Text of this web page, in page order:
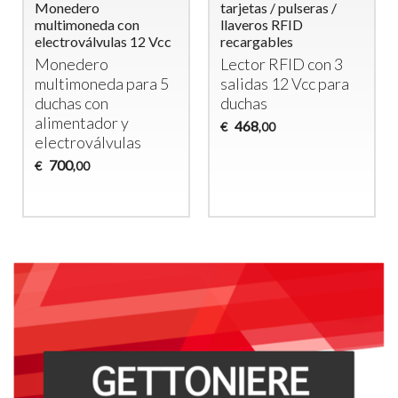
12 Vcc
para 5
tarjetas / pulseras /
llaveros RFID
recargables
con 3
salidas 12 Vcc para
€
Monedero
Multimoneda
Electroválvulas
Monedero